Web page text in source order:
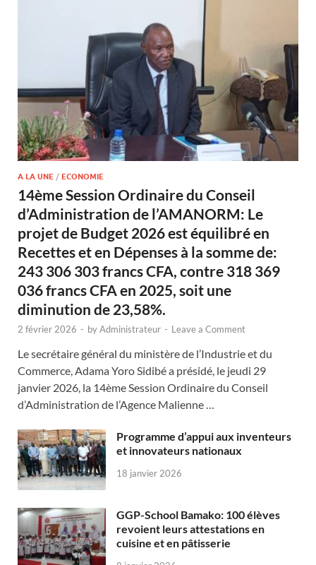
A LA UNE / ECONOMIE
14ème Session Ordinaire du Conseil
d’Administration de l’AMANORM: Le
projet de Budget 2026 est équilibré en
Recettes et en Dépenses à la somme de:
243 306 303 francs CFA, contre 318 369
036 francs CFA en 2025, soit une
diminution de 23,58%.
2 février 2026 - byAdministrateur - Leave a Comment
Le secrétaire général du ministère de l’Industrie et du
Commerce, Adama Yoro Sidibé a présidé, le jeudi 29
janvier 2026, la 14ème Session Ordinaire du Conseil
d’Administration de l’Agence Malienne …
Programme d’appui aux inventeurs
et innovateurs nationaux
18 janvier 2026
GGP-School Bamako: 100 élèves
revoient leurs attestations en
cuisine et en pâtisserie